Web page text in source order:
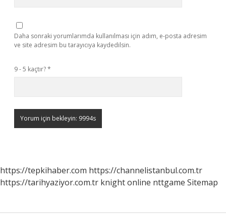
Daha sonraki yorumlarımda kullanılması için adım, e-posta adresim
ve site adresim bu tarayıcıya kaydedilsin.
9 - 5 kaçtır?*
https://tepkihaber.com https://channelistanbul.com.tr
https://tarihyaziyor.com.tr knight online nttgame Sitemap